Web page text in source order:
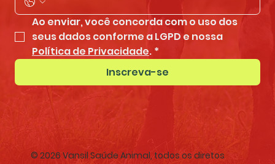
Ao enviar, você concorda com o uso dos
Política de Privacidade. *
Inscreva-se
© 2026 Vansil Saúde Animal, todos os diretos